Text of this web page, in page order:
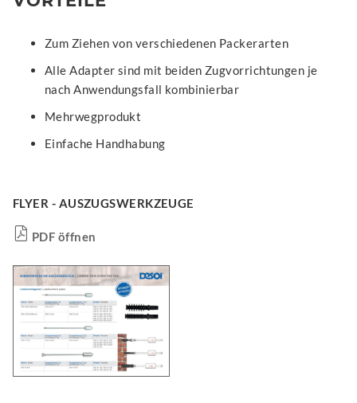
Zum Ziehen von verschiedenen Packerarten
Alle Adapter sind mit beiden Zugvorrichtungen je
nach Anwendungsfall kombinierbar
Mehrwegprodukt
Einfache Handhabung
FLYER - AUSZUGSWERKZEUGE
PDF öffnen